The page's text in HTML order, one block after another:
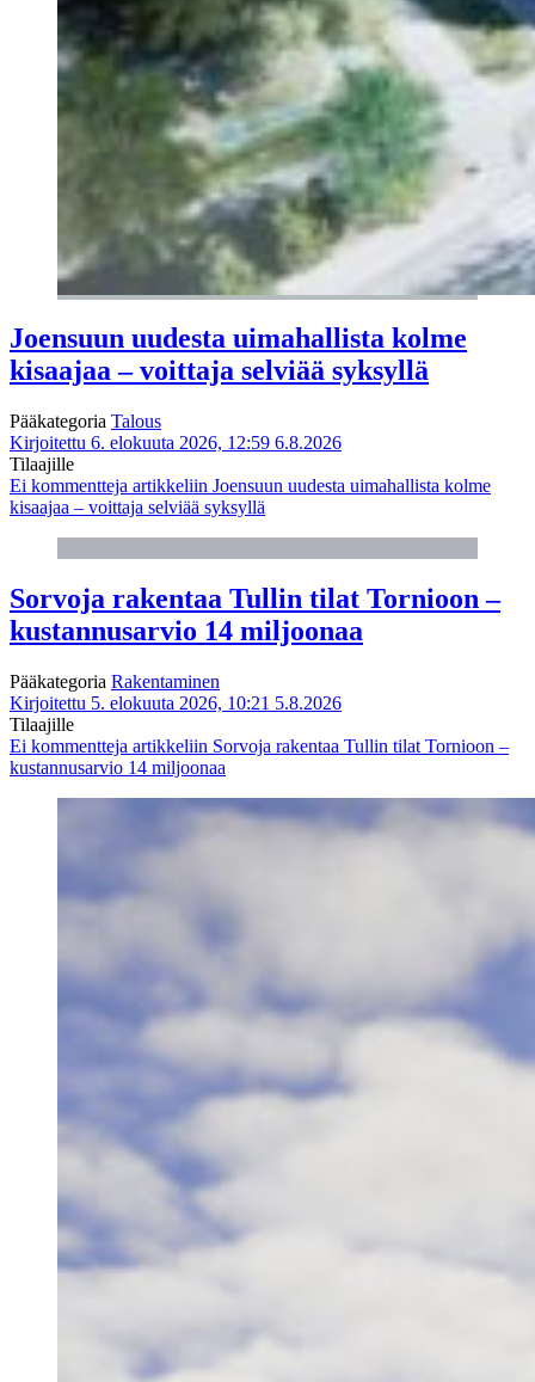
Joensuun uudesta uimahallista kolme
kisaajaa – voittaja selviää syksyllä
Pääkategoria Talous
Kirjoitettu 6. elokuuta 2026, 12:59 6.8.2026
Tilaajille
Ei kommentteja artikkeliin Joensuun uudesta uimahallista kolme
kisaajaa – voittaja selviää syksyllä
Sorvoja rakentaa Tullin tilat Tornioon –
kustannusarvio 14 miljoonaa
Pääkategoria Rakentaminen
Kirjoitettu 5. elokuuta 2026, 10:21 5.8.2026
Tilaajille
Ei kommentteja artikkeliin Sorvoja rakentaa Tullin tilat Tornioon –
kustannusarvio 14 miljoonaa